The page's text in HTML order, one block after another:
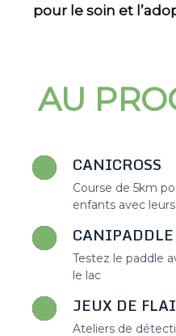
pour le soin et
AU
CANICROSS
Course de 5km
enfants avec
CANIPADDLE
Testez le paddle
le lac
JEUX DE
Ateliers de